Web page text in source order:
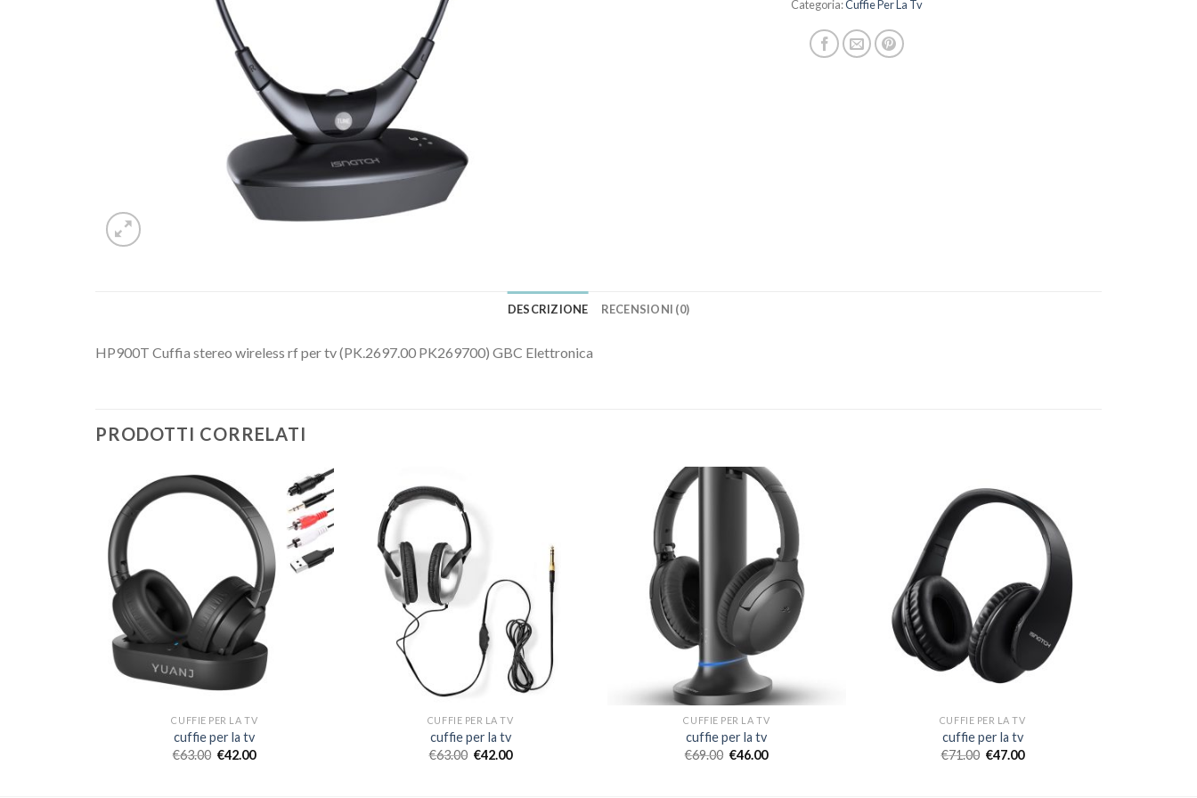
Categoria:Cuffie Per La Tv
DESCRIZIONE RECENSIONI (0)
HP900T Cuffia stereo wireless rf per tv (PK.2697.00 PK269700) GBC Elettronica
PRODOTTI CORRELATI
CUFFIE PER LA TV
cuffie per la tv
€63.00 €42.00
CUFFIE PER LA TV
cuffie per la tv
€63.00 €42.00
CUFFIE PER LA TV
cuffie per la tv
€69.00 €46.00
CUFFIE PER LA TV
cuffie per la tv
€71.00 €47.00